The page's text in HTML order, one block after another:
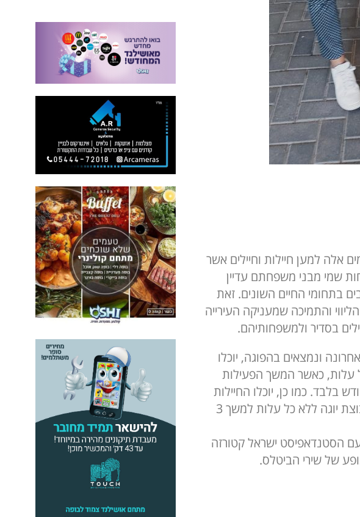
אלה למען חיילות וחיילים אשר
שמי מבני משפחתם עדיין
בתחומי החיים השונים. זאת
והתמיכה שמעניקה העירייה
בסדיר ולמשפחותיהם.
ונמצאים בהפוגה, יוכלו
למשך 3 חודשים ללא כל עלות, כאשר המשך הפעילות
מסובסד של 60 שקלים לחודש בלבד. כמו כן, יוכלו החיילות
והחיילים המשוחררים להצטרף יחד עם בני משפחה לקבוצת יוגה ללא כל עלות למשך 3
עם הסטנדאפיסט ישראל קטורזה